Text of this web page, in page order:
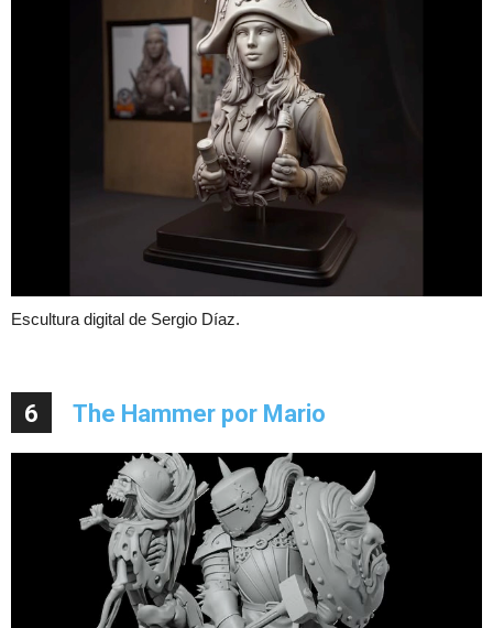
Escultura digital de Sergio Díaz.
6 The Hammer por Mario